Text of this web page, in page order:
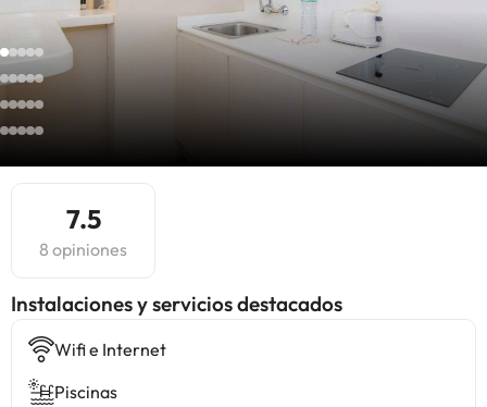
7.5
8 opiniones
Instalaciones y servicios destacados
Wifi e Internet
Piscinas